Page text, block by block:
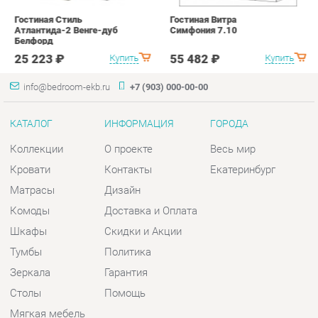
КАТАЛОГ
Коллекции
Кровати
Матрасы
Комоды
Шкафы
Столы
Мягкая мебель
Комплектующие
Контакты
Дизайн
Доставка и Оплата
Скидки и Акции
ГОРОДА
Екатеринбург
КОНТАКТЫ
Шоурум и склад самовывоза
Адрес: г. Екатеринбург, пер.